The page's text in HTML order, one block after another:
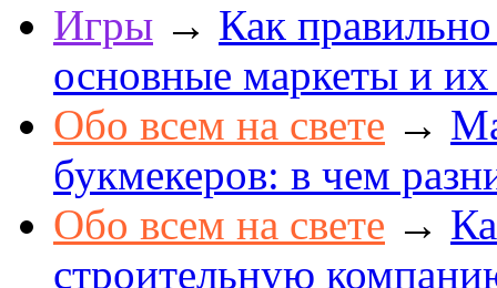
Игры → Как
основные маркеты и
Обо всем на свете →
букмекеров: в чем
Обо всем на свете →
строительную